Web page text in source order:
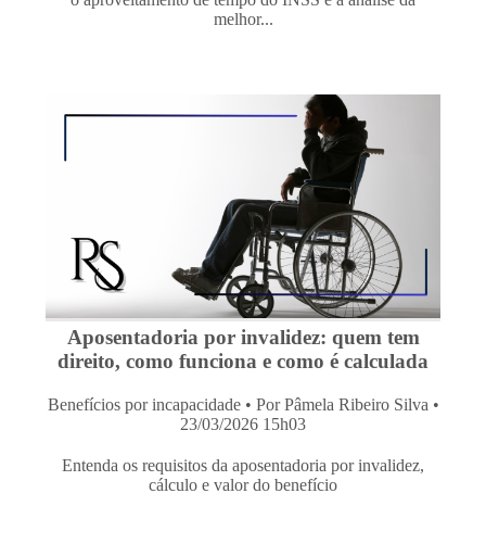
melhor...
Aposentadoria por invalidez: quem tem
direito, como funciona e como é calculada
Benefícios por incapacidade • Por Pâmela Ribeiro Silva •
23/03/2026 15h03
Entenda os requisitos da aposentadoria por invalidez,
cálculo e valor do benefício